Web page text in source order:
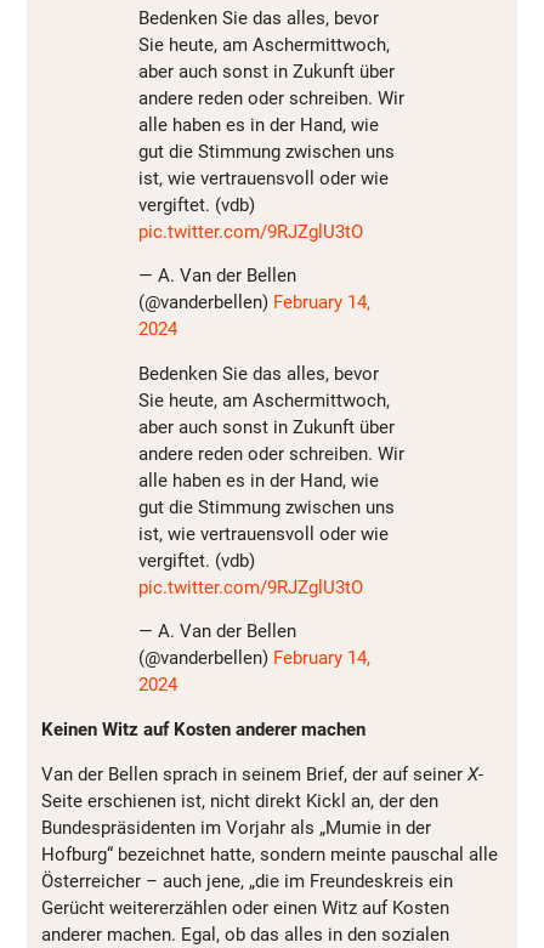
Bedenken Sie das alles, bevor
Sie heute, am Aschermittwoch,
aber auch sonst in Zukunft über
andere reden oder schreiben. Wir
alle haben es in der Hand, wie
gut die Stimmung zwischen uns
ist, wie vertrauensvoll oder wie
vergiftet. (vdb)
pic.twitter.com/9RJZglU3tO
— A. Van der Bellen
(@vanderbellen) February 14,
2024
Bedenken Sie das alles, bevor
Sie heute, am Aschermittwoch,
aber auch sonst in Zukunft über
andere reden oder schreiben. Wir
alle haben es in der Hand, wie
gut die Stimmung zwischen uns
ist, wie vertrauensvoll oder wie
vergiftet. (vdb)
pic.twitter.com/9RJZglU3tO
— A. Van der Bellen
(@vanderbellen) February 14,
2024
Keinen Witz auf Kosten anderer machen
Van der Bellen sprach in seinem Brief, der auf seiner X-
Seite erschienen ist, nicht direkt Kickl an, der den
Bundespräsidenten im Vorjahr als „Mumie in der
Hofburg“ bezeichnet hatte, sondern meinte pauschal alle
Österreicher – auch jene, „die im Freundeskreis ein
Gerücht weitererzählen oder einen Witz auf Kosten
anderer machen. Egal, ob das alles in den sozialen